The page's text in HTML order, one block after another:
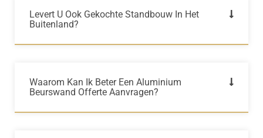
Levert U Ook Gekochte Standbouw In Het
Buitenland?
Waarom Kan Ik Beter Een Aluminium
Beurswand Offerte Aanvragen?